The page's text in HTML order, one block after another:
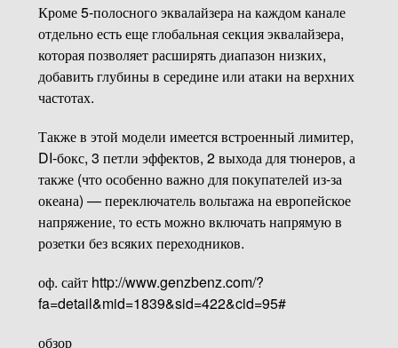
Кроме 5-полосного эквалайзера на каждом канале
отдельно есть еще глобальная секция эквалайзера,
которая позволяет расширять диапазон низких,
добавить глубины в середине или атаки на верхних
частотах.
Также в этой модели имеется встроенный лимитер,
DI-бокс, 3 петли эффектов, 2 выхода для тюнеров, а
также (что особенно важно для покупателей из-за
океана) — переключатель вольтажа на европейское
напряжение, то есть можно включать напрямую в
розетки без всяких переходников.
оф. сайт http://www.genzbenz.com/?
fa=detail&mid=1839&sid=422&cid=95#
обзор